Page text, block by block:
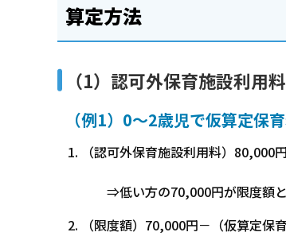
算定方法
（1）認可外保育施設利用
（例1）0～2歳児で仮算定
（認可外保育施設利用料）
⇒低い方の70,000円が限度額と
（限度額）70,000円－（仮算定